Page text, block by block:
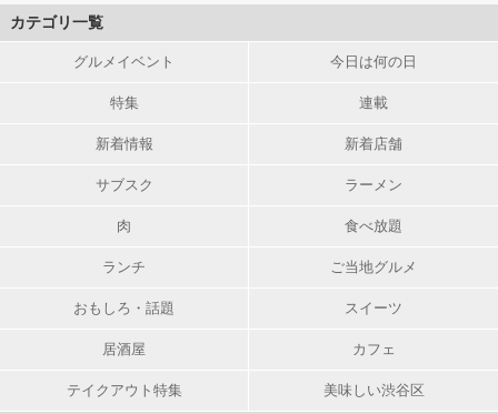
カテゴリ一覧
グルメイベント 今日は何の日
特集 連載
新着情報 新着店舗
サブスク ラーメン
肉 食べ放題
ランチ ご当地グルメ
おもしろ・話題 スイーツ
居酒屋 カフェ
テイクアウト特集 美味しい渋谷区